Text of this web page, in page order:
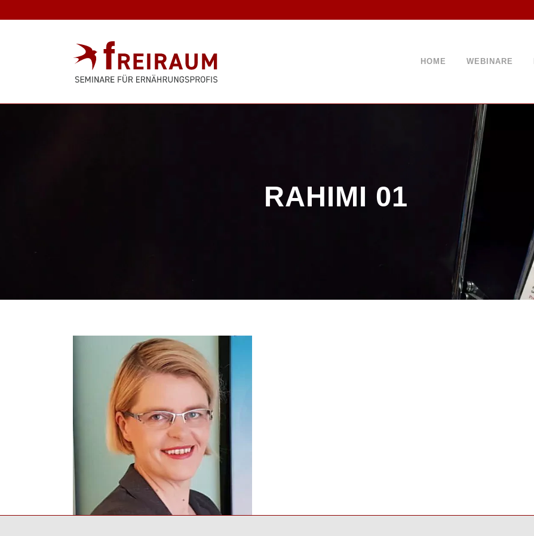
HOME WEBINARE
RAHIMI 01